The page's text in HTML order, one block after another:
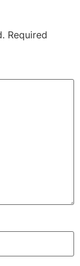
Required